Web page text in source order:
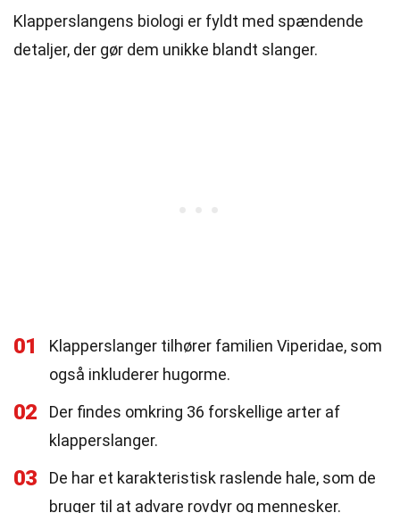
Klapperslangens biologi er fyldt med spændende
detaljer, der gør dem unikke blandt slanger.
01
Klapperslanger tilhører familien Viperidae, som
også inkluderer hugorme.
02
Der findes omkring 36 forskellige arter af
klapperslanger.
03
De har et karakteristisk raslende hale, som de
bruger til at advare rovdyr og mennesker.